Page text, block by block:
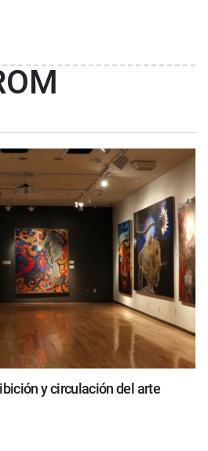
y circulación del arte